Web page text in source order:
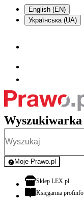
English (EN)
Українська (UA)
Wyszukiwarka
Moje Prawo.pl
- rejestracja i
Sklep LEX.pl
Księgarnia